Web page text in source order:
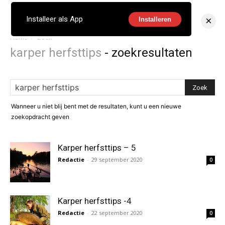
Home Zoek
karper herfsttips - zoekresultaten
Wanneer u niet blij bent met de resultaten, kunt u een nieuwe
zoekopdracht geven
Karper herfsttips – 5
Redactie - 29 september 2020 0
Karper herfsttips -4
Redactie - 22 september 2020 0
Installeer als App Installeren ×